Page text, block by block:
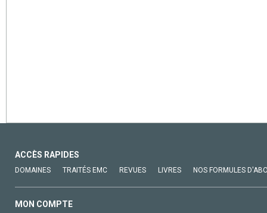
ACCÈS RAPIDES
DOMAINES TRAITÉS EMC REVUES LIVRES NOS FORMULES
MON COMPTE